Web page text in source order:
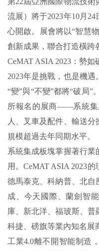
流展）將于2023年10月
心開啟。展會將以“智慧
創新成果，聯合打造橫跨
CeMAT ASIA 2023：勢
2023年是挑戰，也是機遇
“變”與“不變”都將“破局”
所報名的展商——系統集
人、叉車及配件、輸送
規模超過去年同期水平。
系統集成板塊掌握著行
用。CeMAT ASIA 2023
德馬泰克、科納普、北自
成、今天國際、蘭劍智
庫、新北洋、福玻斯、普
科捷、磅旗等業內知名展
工業4.0離不開智能制造